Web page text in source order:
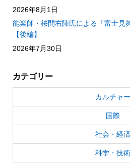
2026年8月1日
能楽師・桜間右陣氏による「富士見
【後編】
2026年7月30日
カテゴリー
カルチャー
国際
社会・経済
科学・技術